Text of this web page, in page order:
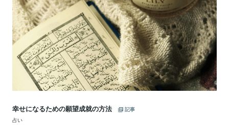
幸せになるための願望成就の方法
記事
占い